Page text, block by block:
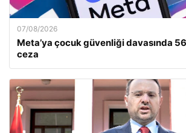
07/08/2026
Meta’ya çocuk güvenliği davasında
ceza